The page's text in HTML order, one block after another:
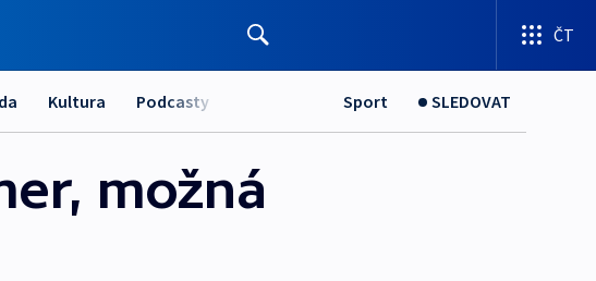
ČT
Kultura Podcasty Sport SLEDOVAT
možná